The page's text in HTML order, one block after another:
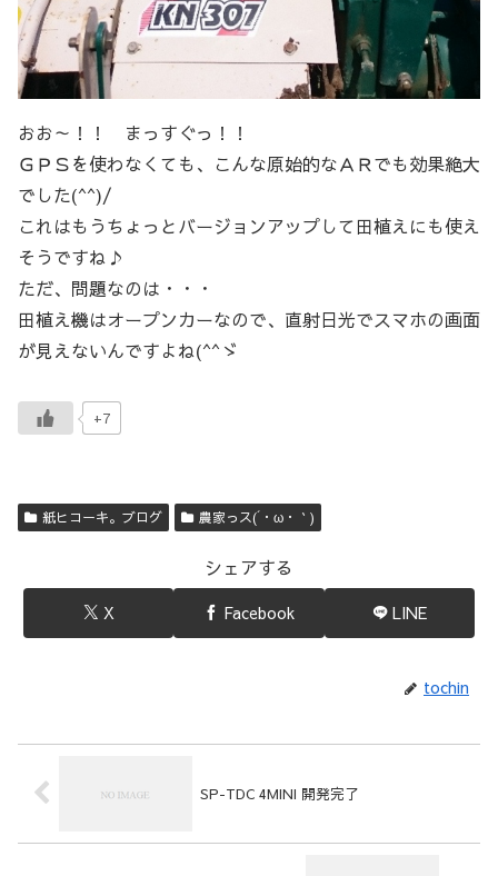
おお～！！ まっすぐっ！！
ＧＰＳを使わなくても、こんな原始的なＡＲでも効果絶大
でした(^^)/
これはもうちょっとバージョンアップして田植えにも使え
そうですね♪
ただ、問題なのは・・・
田植え機はオープンカーなので、直射日光でスマホの画面
が見えないんですよね(^^ゞ
+7
紙ヒコーキ。ブログ 農家っス(´・ω・｀)
シェアする
X Facebook LINE
tochin
SP-TDC 4MINI 開発完了